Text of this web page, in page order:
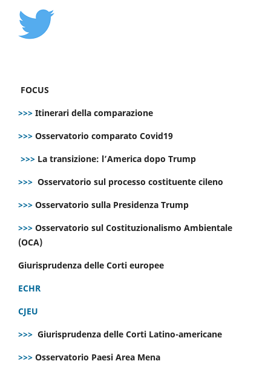
FOCUS
>>> Itinerari della comparazione
>>> Osservatorio comparato Covid19
>>> La transizione: l’America dopo Trump
>>> Osservatorio sul processo costituente cileno
>>> Osservatorio sulla Presidenza Trump
>>> Osservatorio sul Costituzionalismo Ambientale
(OCA)
Giurisprudenza delle Corti europee
ECHR
CJEU
>>> Giurisprudenza delle Corti Latino-americane
>>> Osservatorio Paesi Area Mena